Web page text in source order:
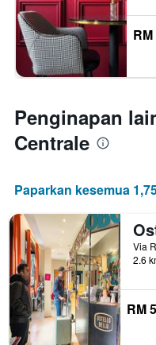
Penginapan
Centrale
Paparkan kesemua
2.6
RM